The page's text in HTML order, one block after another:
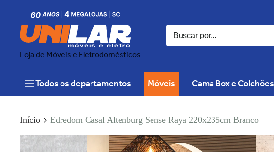
Loja de Móveis e Eletrodomésticos
Todos os departamentos Móveis Cama Box e Colchões
Início Edredom Casal Altenburg Sense Raya 220x235cm Branco